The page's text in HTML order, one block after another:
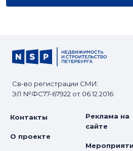
Св-во регистрации СМИ:
ЭЛ №ФС77-67922 от 06.12.2016
Контакты
О проекте
Реклама на
сайте